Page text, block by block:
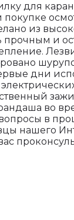
для
из
прочным и
дни
во
в
нашего